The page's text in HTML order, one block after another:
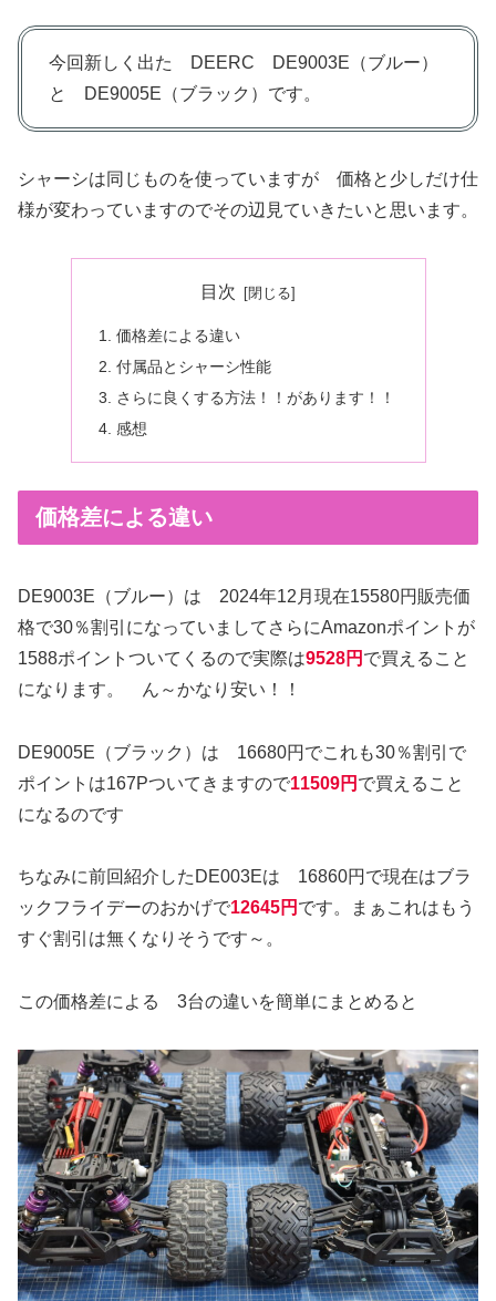
今回新しく出た DEERC DE9003E（ブルー）
と DE9005E（ブラック）です。
シャーシは同じものを使っていますが 価格と少しだけ仕
様が変わっていますのでその辺見ていきたいと思います。
目次
価格差による違い
付属品とシャーシ性能
さらに良くする方法！！があります！！
感想
価格差による違い
DE9003E（ブルー）は 2024年12月現在15580円販売価
格で30％割引になっていましてさらにAmazonポイントが
1588ポイントついてくるので実際は9528円 で買えること
になります。 ん～かなり安い！！
DE9005E（ブラック）は 16680円でこれも30％割引で
ポイントは167Pついてきますので11509円 で買えること
になるのです
ちなみに前回紹介したDE003Eは 16860円で現在はブラ
ックフライデーのおかげで12645円 です。まぁこれはもう
すぐ割引は無くなりそうです～。
この価格差による 3台の違いを簡単にまとめると